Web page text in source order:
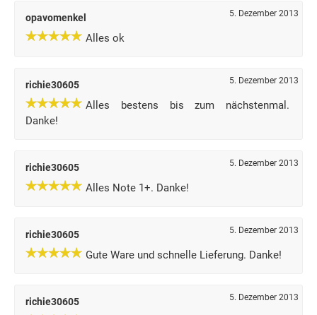
opavomenkel 5. Dezember 2013
Alles ok
richie30605 5. Dezember 2013
Alles bestens bis zum nächstenmal.
Danke!
richie30605 5. Dezember 2013
Alles Note 1+. Danke!
richie30605 5. Dezember 2013
Gute Ware und schnelle Lieferung. Danke!
richie30605 5. Dezember 2013